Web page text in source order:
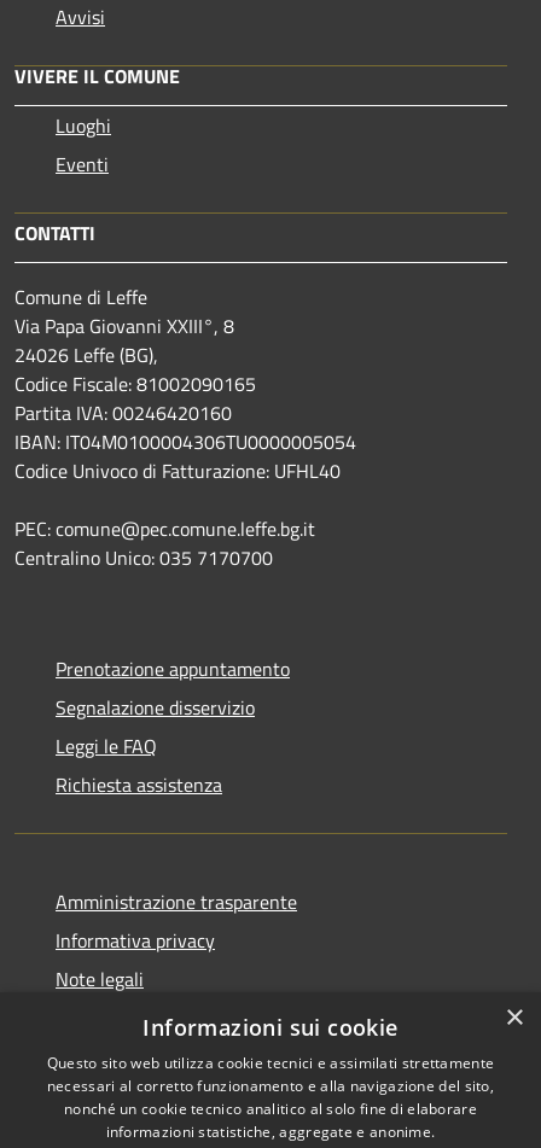
Avvisi
VIVERE IL COMUNE
Luoghi
Eventi
CONTATTI
Comune di Leffe
Via Papa Giovanni XXIII°, 8
24026 Leffe (BG),
Codice Fiscale: 81002090165
Partita IVA: 00246420160
IBAN: IT04M0100004306TU0000005054
Codice Univoco di Fatturazione: UFHL40
PEC: comune@pec.comune.leffe.bg.it
Centralino Unico: 035 7170700
Prenotazione appuntamento
Segnalazione disservizio
Leggi le FAQ
Richiesta assistenza
Amministrazione trasparente
Informativa privacy
Note legali
Dichiarazione di accessibilità
Copyright © 2026 • Comune di
×
Informazioni sui cookie
Questo sito web utilizza cookie tecnici e assimilati strettamente
necessari al corretto funzionamento e alla navigazione del sito,
nonché un cookie tecnico analitico al solo fine di elaborare
informazioni statistiche, aggregate e anonime.